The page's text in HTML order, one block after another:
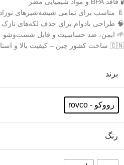
🍼 مناسب برای تمامی شیشه‌شیرهای نوزاد
🧠 طراحی بادوام برای حذف لکه‌های
🌱 ایمن، ضد حساسیت و قابل شست‌وشو
🇨🇳 ساخت کشور چین – کیفیت بالا و استاندارد
برند
رووکو - rovco
رنگ